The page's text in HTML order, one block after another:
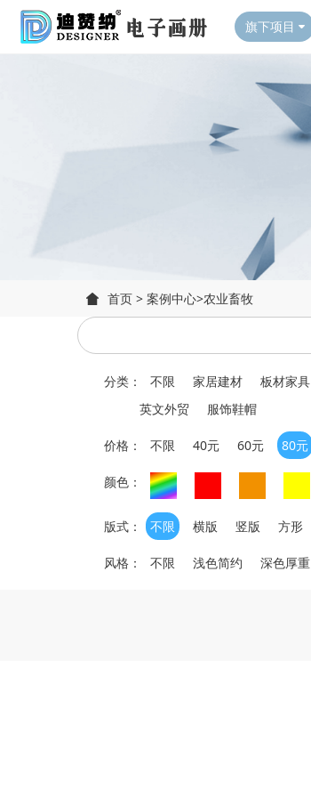
旗下项目
首页 > 案例中心>农业畜牧
分类： 不限 家居建材 板材家具
英文外贸
服饰鞋帽
价格： 不限 40元 60元 80元
颜色：
版式： 不限 横版 竖版 方形
风格： 不限 浅色简约 深色厚重